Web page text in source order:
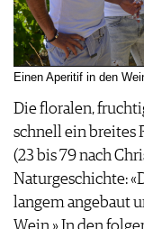
Einen Aperitif in den
Die floralen,
schnell ein breites
(23 bis 79 nach
Naturgeschichte:
langem angebaut